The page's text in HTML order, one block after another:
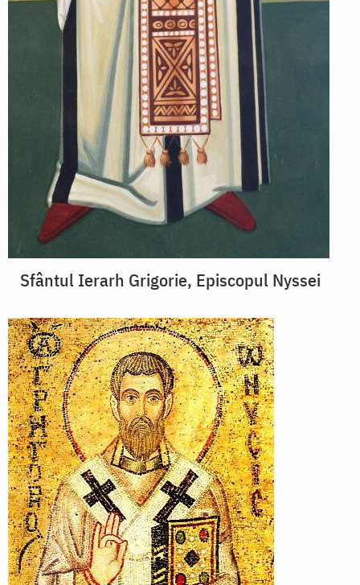
Sfântul Ierarh Grigorie, Episcopul Nyssei